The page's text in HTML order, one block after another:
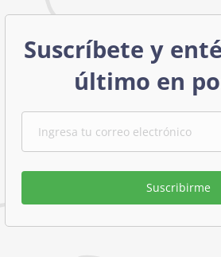
Suscríbete y
último en
Suscribirme